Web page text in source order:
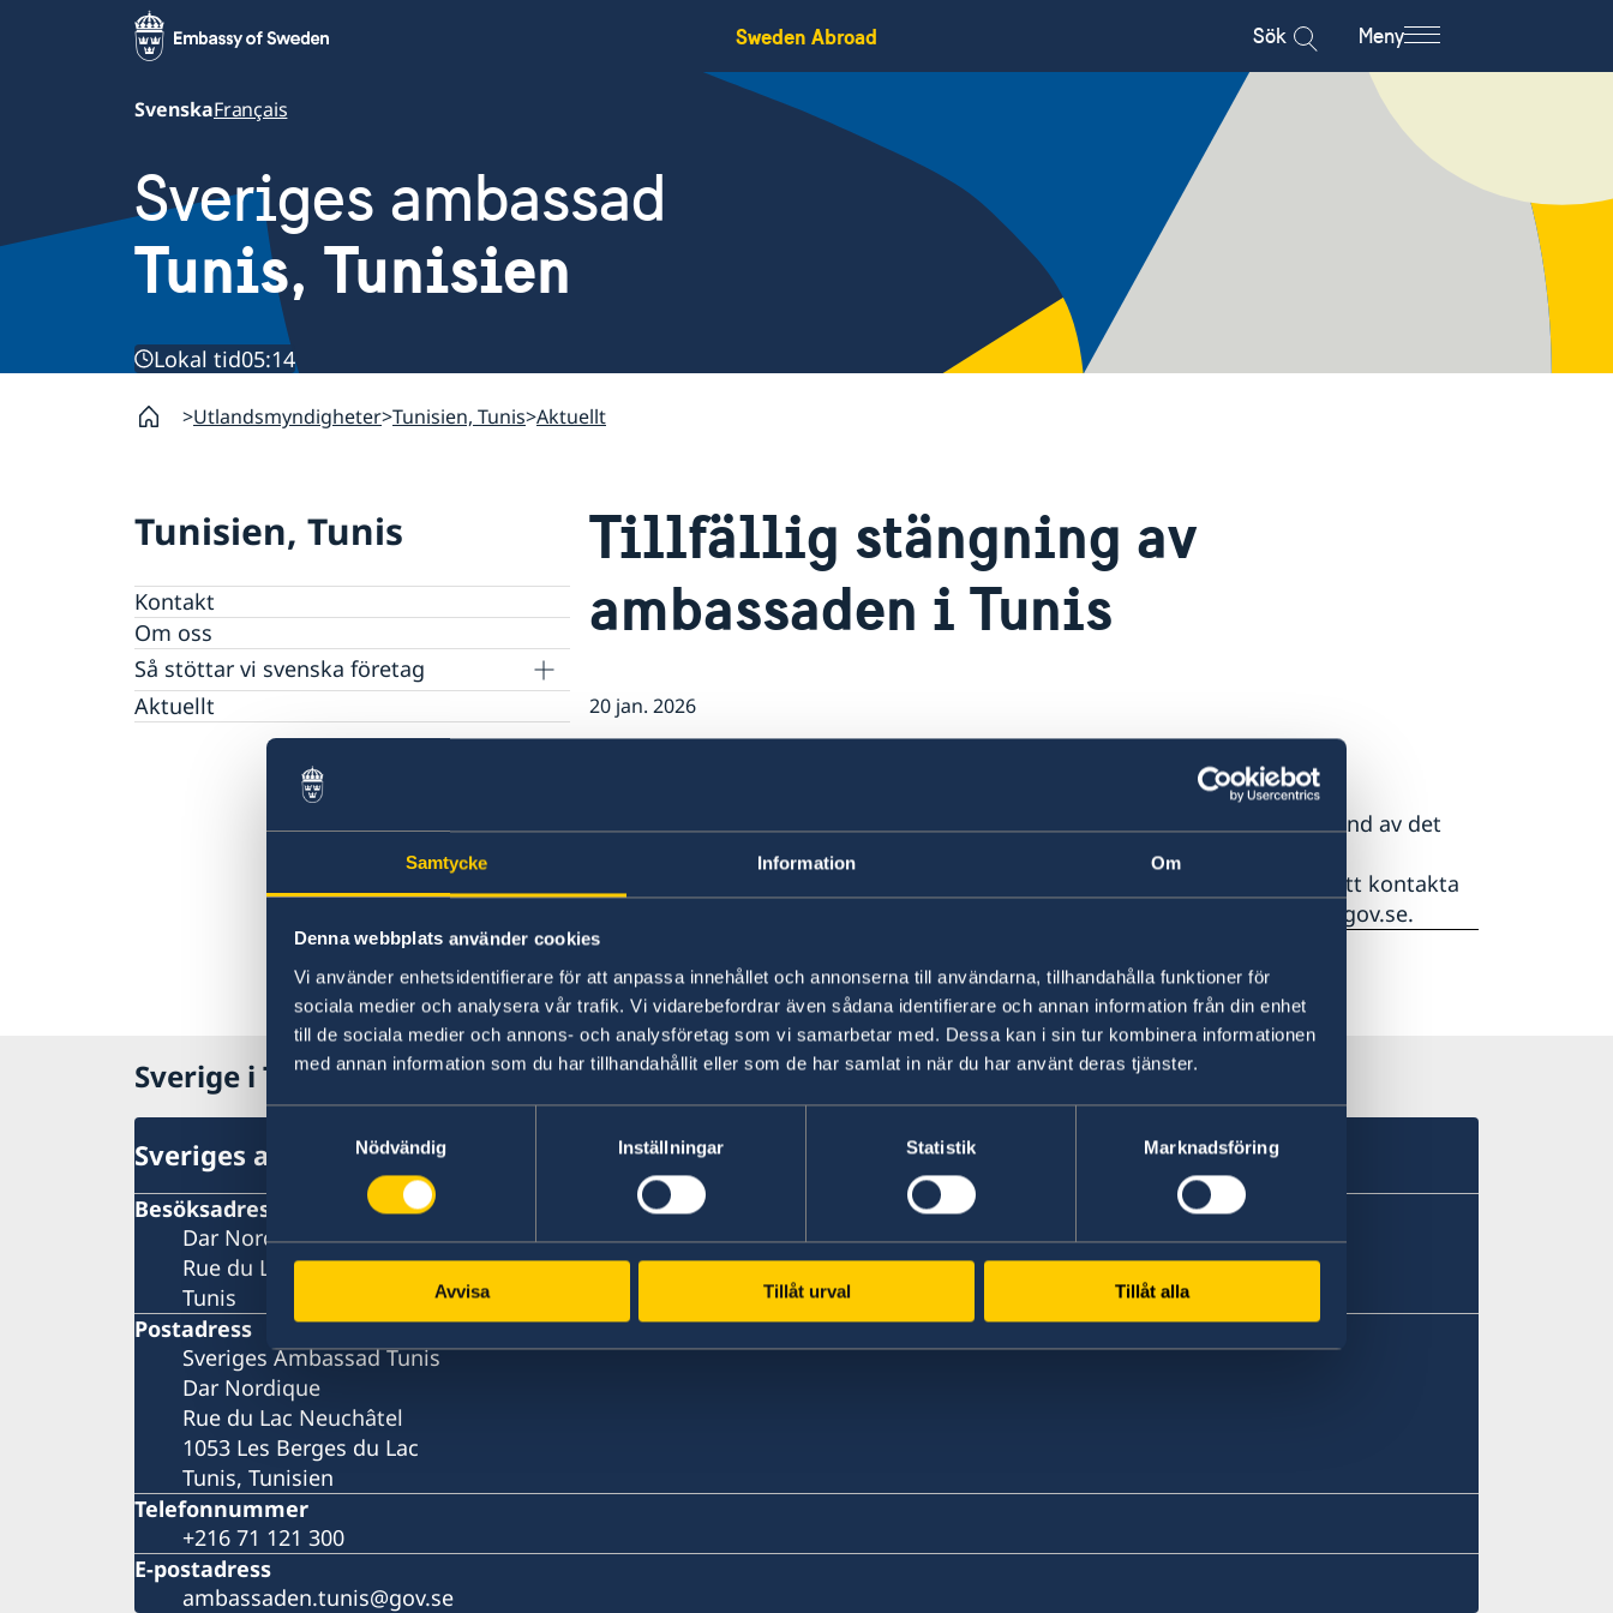
Samtycke Information Om
Denna webbplats använder cookies
Vi använder enhetsidentifierare för att anpassa innehållet och annonserna till användarna, tillhandahålla funktioner för
sociala medier och analysera vår trafik. Vi vidarebefordrar även sådana identifierare och annan information från din enhet
till de sociala medier och annons- och analysföretag som vi samarbetar med. Dessa kan i sin tur kombinera informationen
med annan information som du har tillhandahållit eller som de har samlat in när du har använt deras tjänster.
Samtyckesval
Nödvändig
Inställningar Statistik Marknadsföring
Avvisa Tillåt urval Tillåt alla
Sweden Abroad Sök Meny
SvenskaFrançais
Sveriges ambassad
Tunis, Tunisien
Lokal tid05:14
Utlandsmyndigheter Tunisien, Tunis Aktuellt
Tunisien, Tunis
Kontakt
Om oss
Så stöttar vi svenska företag
Vi är en resurs för svenska företag
Team Sweden
Svenska företag i Tunisien
Aktuellt
Tillfällig stängning av
ambassaden i Tunis
20 jan. 2026
Ambassaden vill informera om att verksamheten håller stängt idag på grund av det
kraftiga ovädret i Tunis.
Svenska medborgare som befinner sig i en akut nödsituation uppmanas att kontakta
UD:s konsulära jour på telefon +46 8 405 50 05 eller via e‑post ud-jouren@gov.se.
Senast uppdaterad 20 jan. 2026, 08.49
Sverige i Tunisien
Sveriges ambassad
Besöksadress
Dar Nordique
Rue du Lac Neuchâtel
Tunis
Postadress
Sveriges Ambassad Tunis
Dar Nordique
Rue du Lac Neuchâtel
1053 Les Berges du Lac
Tunis, Tunisien
Telefonnummer
+216 71 121 300
E-postadress
ambassaden.tunis@gov.se